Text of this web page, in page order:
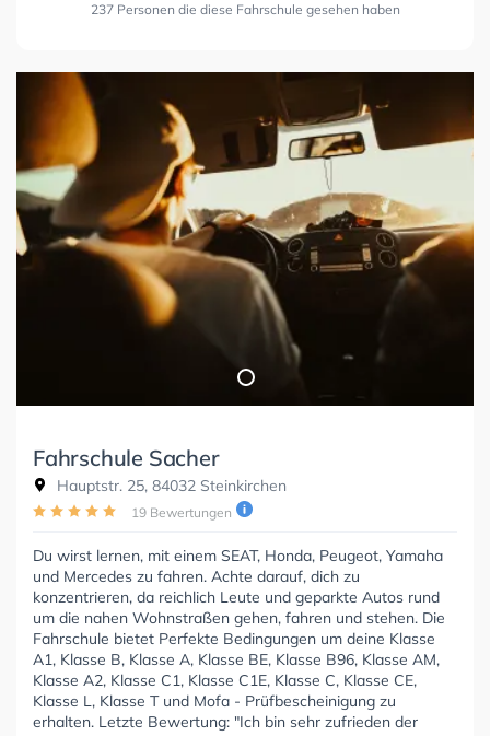
237 Personen die diese Fahrschule gesehen haben
Fahrschule Sacher
Hauptstr. 25, 84032 Steinkirchen
19 Bewertungen
Du wirst lernen, mit einem SEAT, Honda, Peugeot, Yamaha
und Mercedes zu fahren. Achte darauf, dich zu
konzentrieren, da reichlich Leute und geparkte Autos rund
um die nahen Wohnstraßen gehen, fahren und stehen. Die
Fahrschule bietet Perfekte Bedingungen um deine Klasse
A1, Klasse B, Klasse A, Klasse BE, Klasse B96, Klasse AM,
Klasse A2, Klasse C1, Klasse C1E, Klasse C, Klasse CE,
Klasse L, Klasse T und Mofa - Prüfbescheinigung zu
erhalten. Letzte Bewertung: "Ich bin sehr zufrieden der